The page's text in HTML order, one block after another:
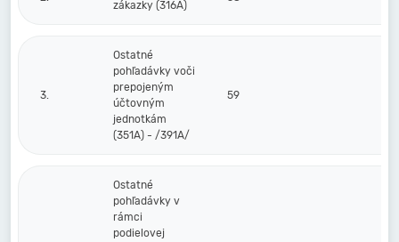
zákazky (316A)
3.
Ostatné
pohľadávky voči
prepojeným
účtovným
jednotkám
(351A) - /391A/
59
Ostatné
pohľadávky v
rámci
podielovej